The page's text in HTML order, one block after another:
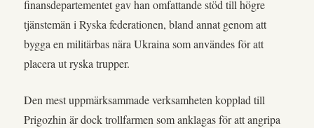
finansdepartementet gav han omfattande stöd till högre
tjänstemän i Ryska federationen, bland annat genom att
bygga en militärbas nära Ukraina som användes för att
placera ut ryska trupper.
Den mest uppmärksammade verksamheten kopplad till
Prigozhin är dock trollfarmen som anklagas för att angripa